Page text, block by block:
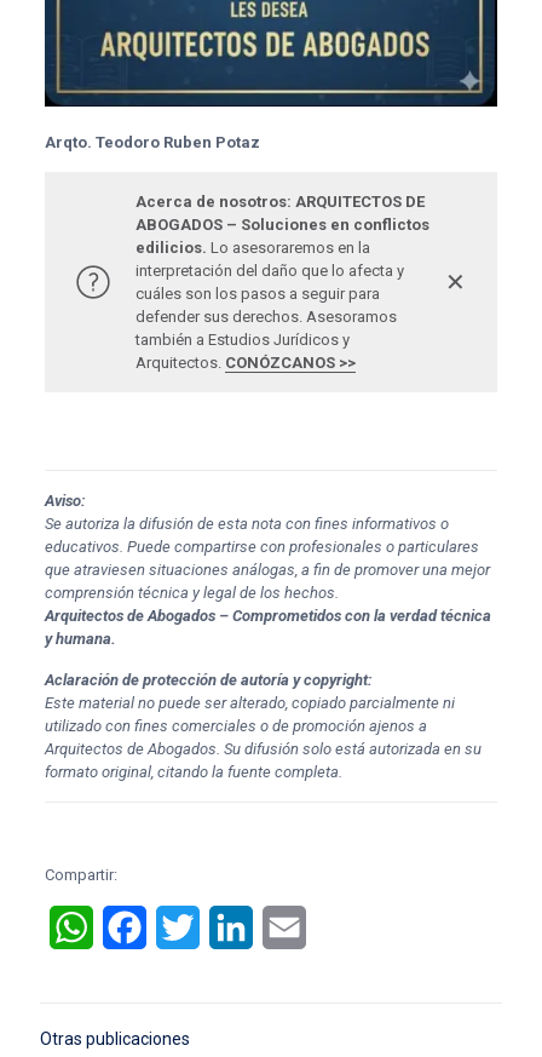
Arqto. Teodoro Ruben Potaz
Acerca de nosotros: ARQUITECTOS DE
ABOGADOS – Soluciones en conflictos
edilicios. Lo asesoraremos en la
interpretación del daño que lo afecta y
cuáles son los pasos a seguir para
defender sus derechos. Asesoramos
también a Estudios Jurídicos y
Arquitectos. CONÓZCANOS >>
✕
Aviso:
Se autoriza la difusión de esta nota con fines informativos o
educativos. Puede compartirse con profesionales o particulares
que atraviesen situaciones análogas, a fin de promover una mejor
comprensión técnica y legal de los hechos.
Arquitectos de Abogados – Comprometidos con la verdad técnica
y humana.
Aclaración de protección de autoría y copyright:
Este material no puede ser alterado, copiado parcialmente ni
utilizado con fines comerciales o de promoción ajenos a
Arquitectos de Abogados. Su difusión solo está autorizada en su
formato original, citando la fuente completa.
Compartir:
WhatsAppFacebookTwitter LinkedIn
Otras publicaciones